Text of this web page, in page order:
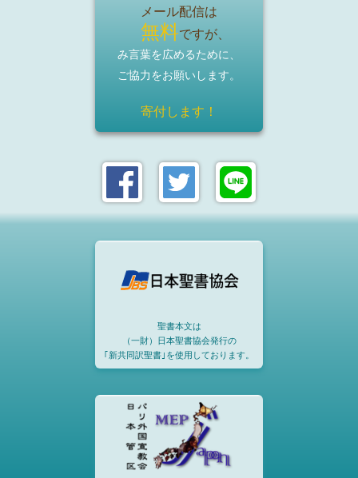
メール配信は
無料ですが、
み言葉を広めるために、
ご協力をお願いします。
寄付します！
聖書本文は
（一財）日本聖書協会発行の
｢新共同訳聖書｣を使用しております。